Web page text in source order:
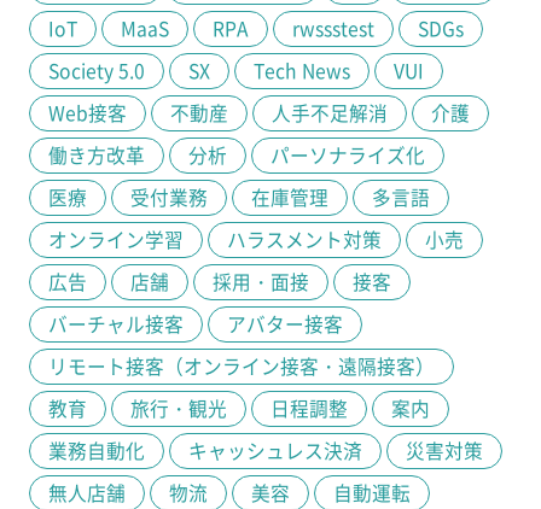
IoT
MaaS RPA rwssstest
SDGs
Society 5.0
SX Tech News
VUI
Web接客
不動産 人手不足解消
介護
働き方改革
分析
パーソナライズ化
医療
受付業務 在庫管理
多言語
オンライン学習
ハラスメント対策
小売
広告
店舗 採用・面接
接客
バーチャル接客
アバター接客
リモート接客（オンライン接客・遠隔接客）
教育
旅行・観光 日程調整
案内
業務自動化
キャッシュレス決済
災害対策
無人店舗
物流 美容
自動運転